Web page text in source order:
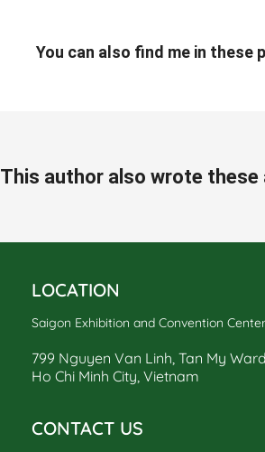
You can also find me in these
This author also wrote
LOCATION
Saigon Exhibition and Convention
799 Nguyen Van Linh, Tan My Ward
Ho Chi Minh City, Vietnam
CONTACT US